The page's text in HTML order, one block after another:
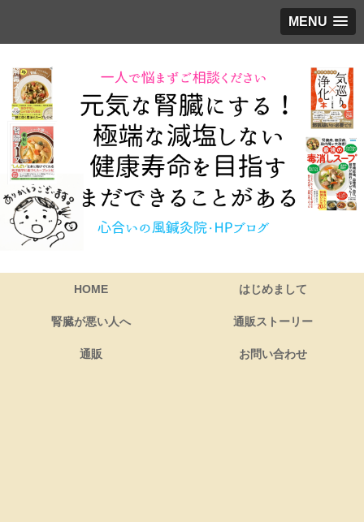
MENU
HOME はじめまして
腎臓が悪い人へ 通販ストーリー
通販 お問い合わせ